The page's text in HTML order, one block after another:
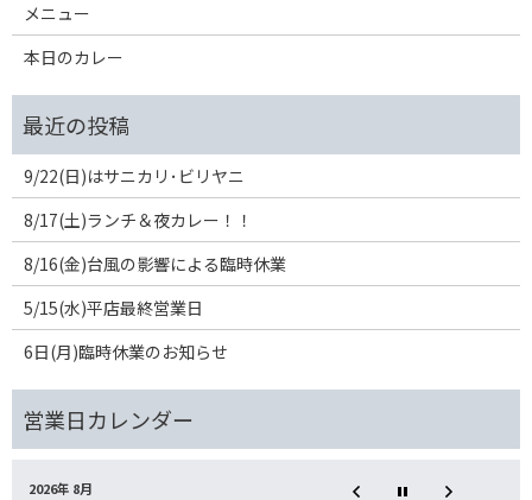
メニュー
本日のカレー
9/22(日)はサニカリ･ビリヤニ
8/17(土)ランチ＆夜カレー！！
8/16(金)台風の影響による臨時休業
5/15(水)平店最終営業日
6日(月)臨時休業のお知らせ
2026年 8月